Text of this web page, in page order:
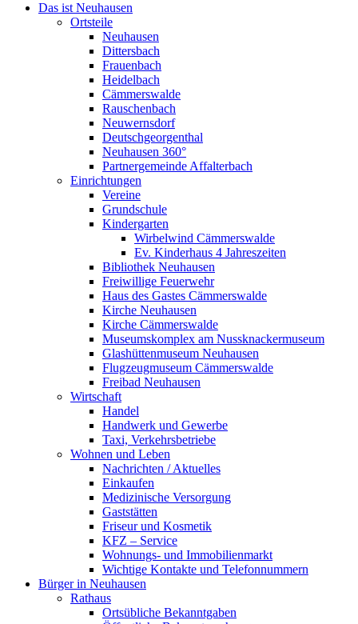
Das ist Neuhausen
Ortsteile
Neuhausen
Dittersbach
Frauenbach
Heidelbach
Cämmerswalde
Rauschenbach
Neuwernsdorf
Deutschgeorgenthal
Neuhausen 360°
Partnergemeinde Affalterbach
Einrichtungen
Vereine
Grundschule
Kindergarten
Wirbelwind Cämmerswalde
Ev. Kinderhaus 4 Jahreszeiten
Bibliothek Neuhausen
Freiwillige Feuerwehr
Haus des Gastes Cämmerswalde
Kirche Neuhausen
Kirche Cämmerswalde
Museumskomplex am Nussknackermuseum
Glashüttenmuseum Neuhausen
Flugzeugmuseum Cämmerswalde
Freibad Neuhausen
Wirtschaft
Handel
Handwerk und Gewerbe
Taxi, Verkehrsbetriebe
Wohnen und Leben
Nachrichten / Aktuelles
Einkaufen
Medizinische Versorgung
Gaststätten
Friseur und Kosmetik
KFZ – Service
Wohnungs- und Immobilienmarkt
Wichtige Kontakte und Telefonnummern
Bürger in Neuhausen
Rathaus
Ortsübliche Bekanntgaben